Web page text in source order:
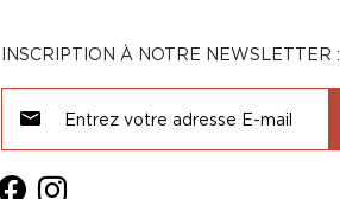
INSCRIPTION À NOTRE NEWSLETTER :